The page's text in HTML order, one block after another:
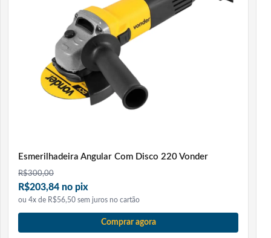
Esmerilhadeira Angular Com Disco 220 Vonder
R$300,00
R$203,84 no pix
ou 4x de R$56,50 sem juros no cartão
Comprar agora